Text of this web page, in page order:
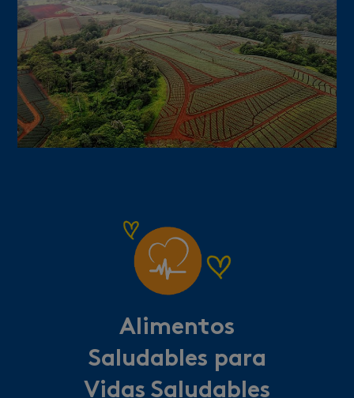
Alimentos
Saludables para
Vidas Saludables